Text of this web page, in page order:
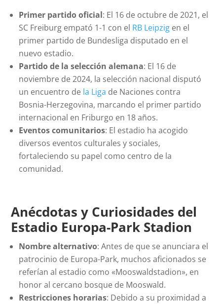
Primer partido oficial: El 16 de octubre de 2021, el
SC Freiburg empató 1-1 con el RB Leipzig en el
primer partido de Bundesliga disputado en el
nuevo estadio.
Partido de la selección alemana: El 16 de
noviembre de 2024, la selección nacional disputó
un encuentro de la Liga de Naciones contra
Bosnia-Herzegovina, marcando el primer partido
internacional en Friburgo en 18 años.
Eventos comunitarios: El estadio ha acogido
diversos eventos culturales y sociales,
fortaleciendo su papel como centro de la
comunidad.
Anécdotas y Curiosidades del
Estadio Europa-Park Stadion
Nombre alternativo: Antes de que se anunciara el
patrocinio de Europa-Park, muchos aficionados se
referían al estadio como «Mooswaldstadion», en
honor al cercano bosque de Mooswald.
Restricciones horarias: Debido a su proximidad a